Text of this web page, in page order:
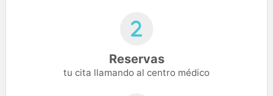
Reservas
tu cita llamando al centro médico